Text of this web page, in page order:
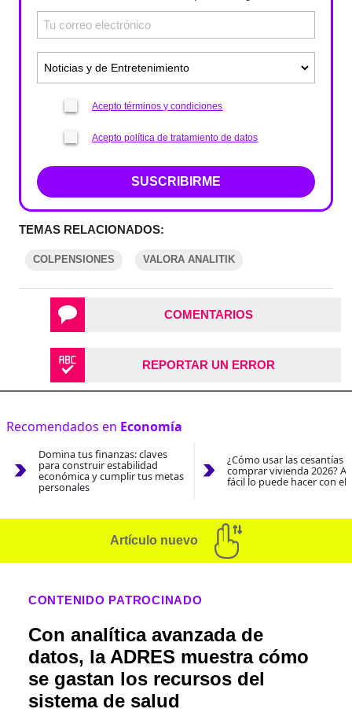
Acepto términos y condiciones
Acepto política de tratamiento de datos
SUSCRIBIRME
TEMAS RELACIONADOS:
COLPENSIONES VALORA ANALITIK
COMENTARIOS
REPORTAR UN ERROR
Recomendados en Economía
Domina tus finanzas: claves
para construir estabilidad
económica y cumplir tus metas
personales
¿Cómo usar las cesantías
comprar vivienda 2026?
fácil lo puede hacer con el
Artículo nuevo
CONTENIDO PATROCINADO
Con analítica avanzada de
datos, la ADRES muestra cómo
se gastan los recursos del
sistema de salud